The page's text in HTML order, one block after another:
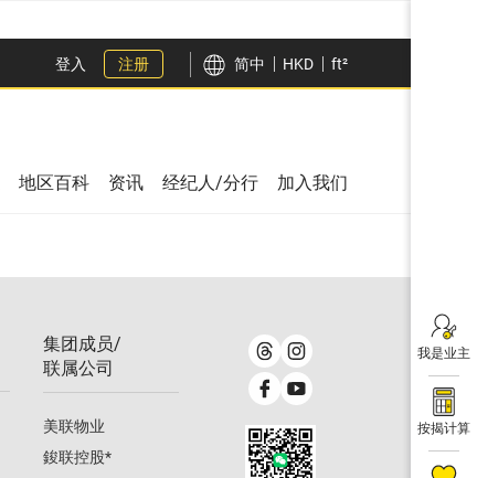
登入 注册 简中 HKD ft²
我是业主
按揭计算
地区百科 资讯 经纪人/分行 加入我们
集团成员/
联属公司
美联物业
鋑联控股*